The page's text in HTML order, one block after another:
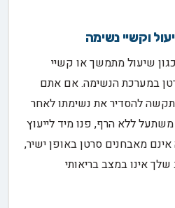
וקשיי נשימה
שיעול מתמשך או קשיי
במערכת הנשימה. אם אתם
להסדיר את נשימתו לאחר
ללא הרף, פנו מיד לייעוץ
מאבחנים סרטן באופן ישיר,
אינו במצב בריאותי